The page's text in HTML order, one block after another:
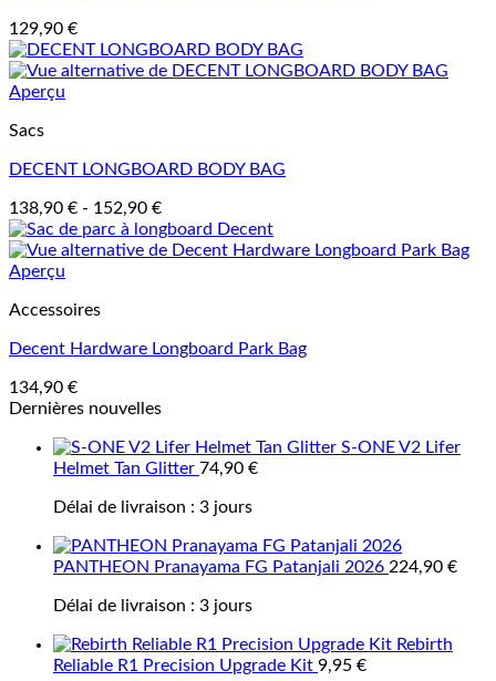
129,90 €
Aperçu
Sacs
DECENT LONGBOARD BODY BAG
138,90 € - 152,90 €
Aperçu
Accessoires
Decent Hardware Longboard Park Bag
134,90 €
Dernières nouvelles
S-ONE V2 Lifer
Helmet Tan Glitter 74,90 €
Délai de livraison : 3 jours
PANTHEON Pranayama FG Patanjali 2026 224,90 €
Délai de livraison : 3 jours
Rebirth
Reliable R1 Precision Upgrade Kit 9,95 €